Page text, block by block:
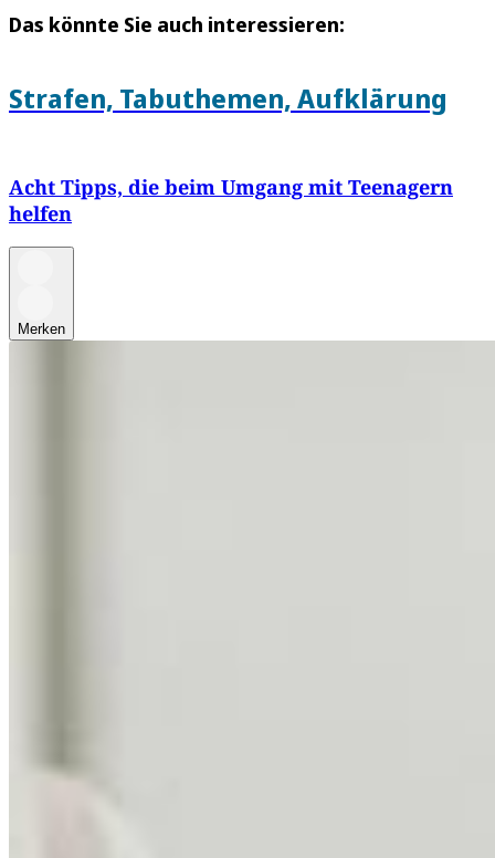
Das könnte Sie auch interessieren:
Strafen, Tabuthemen, Aufklärung
Acht Tipps, die beim Umgang mit Teenagern
helfen
Merken